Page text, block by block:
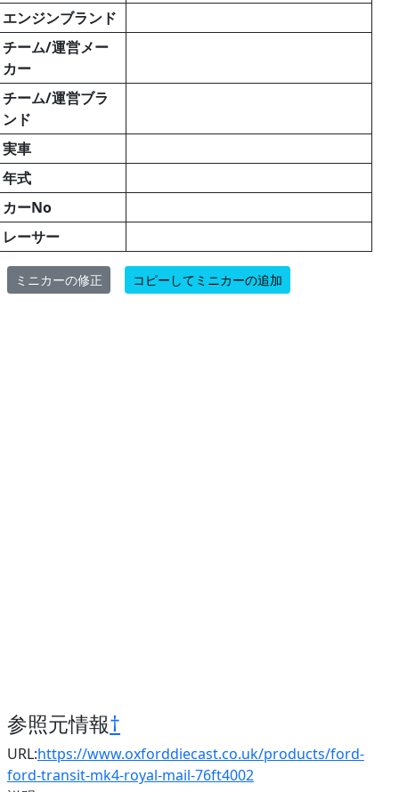
エンジンブランド
チーム/運営メー
カー
チーム/運営ブラ
ンド
実車
年式
カーNo
レーサー
ミニカーの修正 コピーしてミニカーの追加
参照元情報†
URL:https://www.oxforddiecast.co.uk/products/ford-
ford-transit-mk4-royal-mail-76ft4002